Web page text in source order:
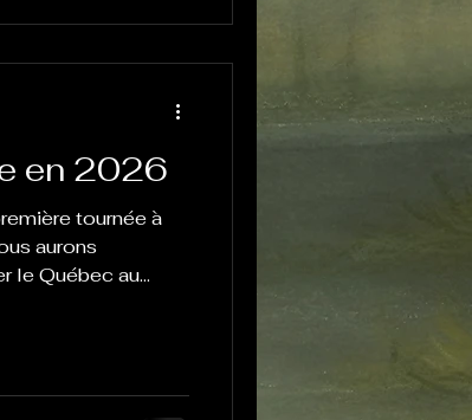
en 2026
tournée à
aurons
le Québec au